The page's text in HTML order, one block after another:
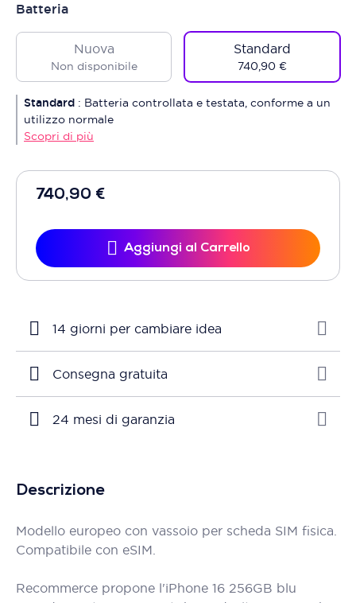
740,90 €
Aggiungi al Carrello
Batteria
Nuova
Non disponibile
Standard
740,90 €
Standard : Batteria controllata e testata, conforme a un
utilizzo normale
Scopri di più
14 giorni per cambiare idea
Consegna gratuita
24 mesi di garanzia
Descrizione
Modello europeo con vassoio per scheda SIM fisica.
Compatibile con eSIM.
Recommerce propone l'iPhone 16 256GB blu